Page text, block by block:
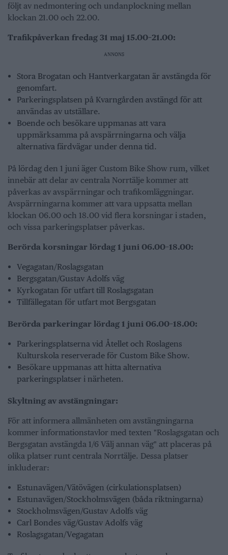
följt av nedmontering och undanplockning mellan
klockan 21.00 och 22.00.
Trafikpåverkan fredag 31 maj 15.00–21.00:
ANNONS
Stora Brogatan och Hantverkargatan är avstängda för
genomfart.
Parkeringsplatsen på Kvarngården avstängd för att
användas av utställare.
Boende och besökare uppmanas att vara
uppmärksamma på avspärrningarna och välja
alternativa färdvägar under denna tid.
På lördag den 1 juni äger Custom Bike Show rum, vilket
innebär att delar av centrala Norrtälje kommer att
påverkas av avspärrningar och trafikomläggningar.
Avspärrningarna kommer att vara uppsatta mellan
klockan 06.00 och 18.00 vid flera korsningar i staden,
och vissa parkeringsplatser påverkas.
Berörda korsningar lördag 1 juni 06.00–18.00:
Vegagatan/Roslagsgatan
Bergsgatan/Gustav Adolfs väg
Kyrkogatan för utfart till Roslagsgatan
Tillfällegatan för utfart mot Bergsgatan
Berörda parkeringar lördag 1 juni 06.00–18.00:
Parkeringsplatserna vid Åtellet och Roslagens
Kulturskola reserverade för Custom Bike Show.
Besökare uppmanas att hitta alternativa
parkeringsplatser i närheten.
Skyltning av avstängningar:
För att informera allmänheten om avstängningarna
kommer informationstavlor med texten "Roslagsgatan och
Bergsgatan avstängda 1/6 Välj annan väg" att placeras på
olika platser runt centrala Norrtälje. Dessa platser
inkluderar:
Estunavägen/Vätövägen (cirkulationsplatsen)
Estunavägen/Stockholmsvägen (båda riktningarna)
Stockholmsvägen/Gustav Adolfs väg
Carl Bondes väg/Gustav Adolfs väg
Roslagsgatan/Vegagatan